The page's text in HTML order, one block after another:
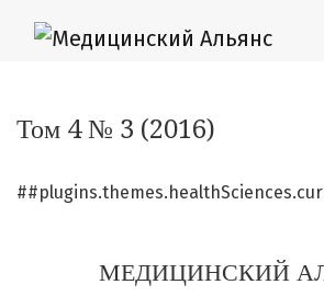
Том 4 № 3 (2016)
МЕДИЦИНСКИЙ